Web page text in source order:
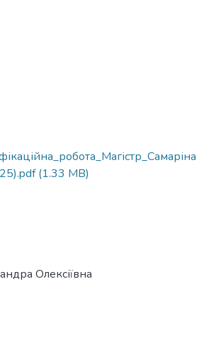
(1.33 MB)
Олексіївна